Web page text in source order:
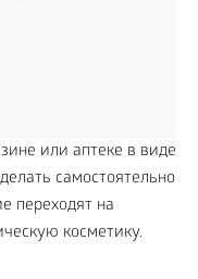
или аптеке в виде
самостоятельно
переходят на
косметику.